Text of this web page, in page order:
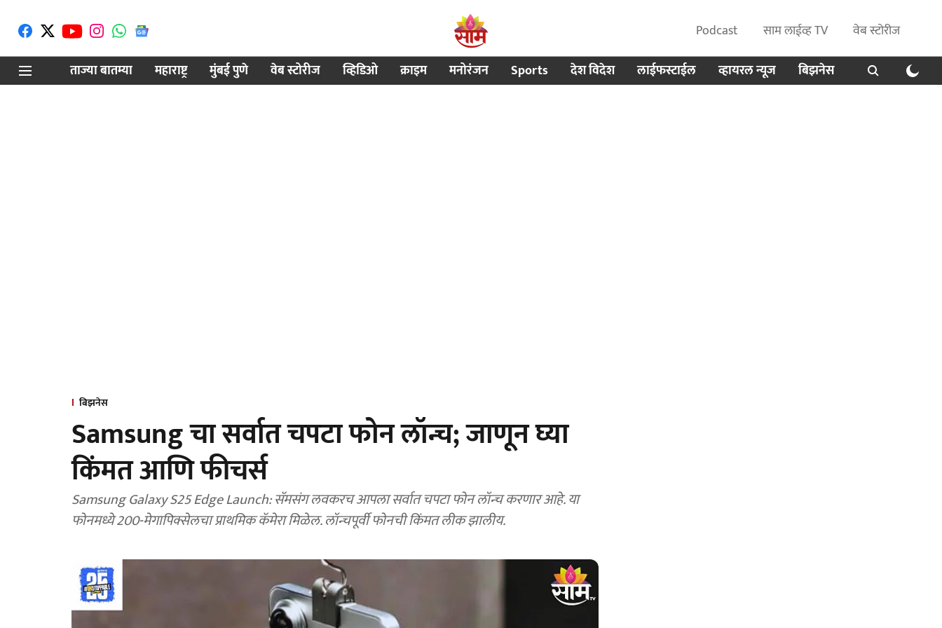
Podcast साम लाईव्ह TV
वेब स्टोरीज
ताज्या बातम्या
महाराष्ट्र मुंबई पुणे वेब स्टोरीज व्हिडिओ क्राइम मनोरंजन Sports देश विदेश लाईफस्टाईल व्हायरल न्यूज बिझनेस
बिझनेस
Samsung चा सर्वात चपटा फोन लॉन्च; जाणून घ्या
किंमत आणि फीचर्स
Samsung Galaxy S25 Edge Launch: सॅमसंग लवकरच आपला सर्वात चपटा फोन लॉन्च करणार आहे. या
फोनमध्ये 200-मेगापिक्सेलचा प्राथमिक कॅमेरा मिळेल. लॉन्चपूर्वी फोनची किंमत लीक झालीय.